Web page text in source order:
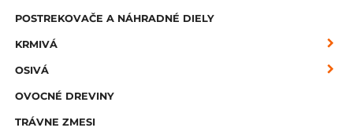
POSTREKOVAČE A NÁHRADNÉ DIELY
KRMIVÁ
OSIVÁ
OVOCNÉ DREVINY
TRÁVNE ZMESI